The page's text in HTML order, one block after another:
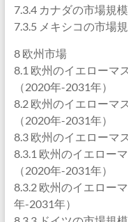
7.3.4 カナダの市場規
7.3.5 メキシコの市場
8 欧州市場
8.1 欧州のイエローマ
（2020年-2031年）
8.2 欧州のイエローマ
（2020年-2031年）
8.3 欧州のイエローマ
8.3.1 欧州のイエロー
（2020年-2031年）
8.3.2 欧州のイエロー
年-2031年）